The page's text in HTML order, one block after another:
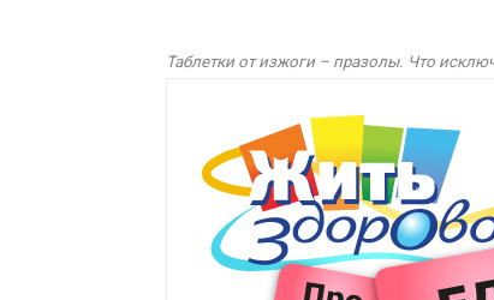
Таблетки от изжоги – празолы. Что